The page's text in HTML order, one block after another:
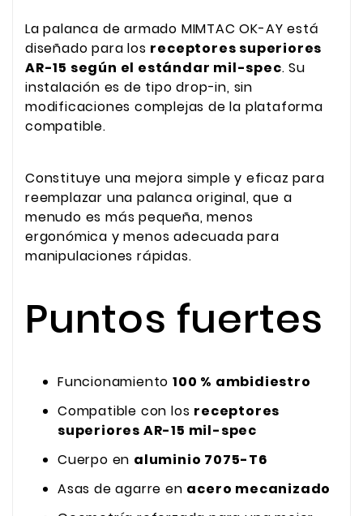
La palanca de armado MIMTAC OK-AY está
diseñado para los receptores superiores
AR-15 según el estándar mil-spec. Su
instalación es de tipo drop-in, sin
modificaciones complejas de la plataforma
compatible.
Constituye una mejora simple y eficaz para
reemplazar una palanca original, que a
menudo es más pequeña, menos
ergonómica y menos adecuada para
manipulaciones rápidas.
Puntos fuertes
Funcionamiento 100 % ambidiestro
Compatible con los receptores
superiores AR-15 mil-spec
Cuerpo en aluminio 7075-T6
Asas de agarre en acero mecanizado